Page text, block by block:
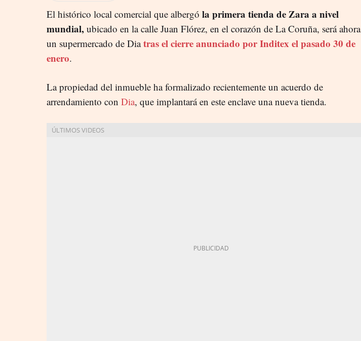
El histórico local comercial que albergó la primera tienda de Zara a nivel
mundial, ubicado en la calle Juan Flórez, en el corazón de La Coruña, será ahora
un supermercado de Diatras el cierre anunciado por Inditex el pasado 30 de
enero.
La propiedad del inmueble ha formalizado recientemente un acuerdo de
arrendamiento con Dia, que implantará en este enclave una nueva tienda.